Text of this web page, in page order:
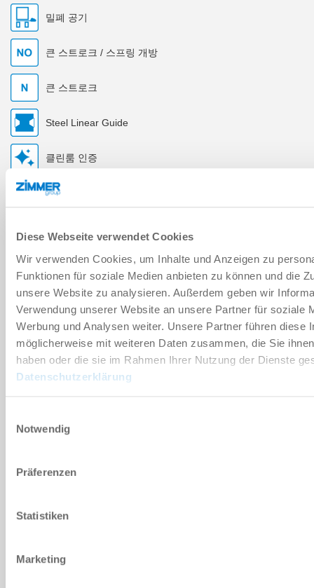
Diese Webseite verwendet Cookies
Wir verwenden Cookies, um Inhalte und Anzeigen zu
Funktionen für soziale Medien anbieten zu können und die
unsere Website zu analysieren. Außerdem geben wir
Verwendung unserer Website an unsere Partner für soziale
Werbung und Analysen weiter. Unsere Partner führen diese
möglicherweise mit weiteren Daten zusammen, die Sie
haben oder die sie im Rahmen Ihrer Nutzung der Dienste
Datenschutzerklärung
Notwendig
Präferenzen
Statistiken
Marketing
밀폐 공기
큰 스트로크 / 스프링 개방
큰 스트로크
Steel Linear Guide
클린룸 인증
부속품
개별화
장점 세부 정보